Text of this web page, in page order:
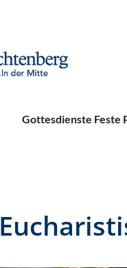
Gottesdienste Feste